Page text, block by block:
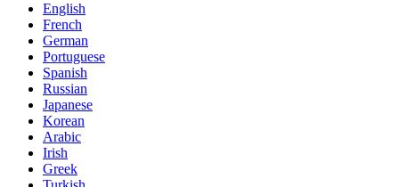
English
French
German
Portuguese
Spanish
Russian
Japanese
Korean
Arabic
Irish
Greek